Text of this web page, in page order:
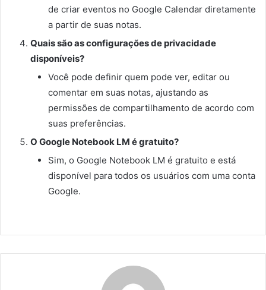
de criar eventos no Google Calendar diretamente
a partir de suas notas.
Quais são as configurações de privacidade
disponíveis?
Você pode definir quem pode ver, editar ou
comentar em suas notas, ajustando as
permissões de compartilhamento de acordo com
suas preferências.
O Google Notebook LM é gratuito?
Sim, o Google Notebook LM é gratuito e está
disponível para todos os usuários com uma conta
Google.